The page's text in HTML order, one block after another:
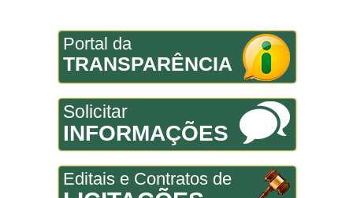
Portal da
TRANSPARÊNCIA
Solicitar
INFORMAÇÕES
Editais e Contratos de